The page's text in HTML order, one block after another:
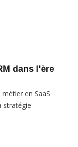
dans l'ère
en SaaS
stratégie